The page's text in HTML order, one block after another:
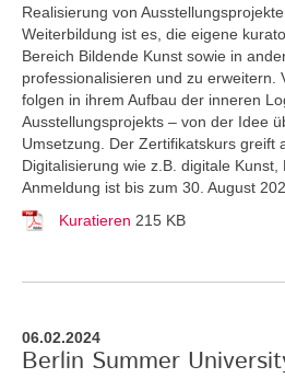
Realisierung von
Weiterbildung ist es, die eigene
Bereich Bildende Kunst sowie in
professionalisieren und zu erweitern.
folgen in ihrem Aufbau der inneren
Ausstellungsprojekts – von der Idee
Umsetzung. Der Zertifikatskurs greift
Digitalisierung wie z.B. digitale Kunst,
Anmeldung ist bis zum 30. August
Kuratieren 215 KB
06.02.2024
Berlin Summer